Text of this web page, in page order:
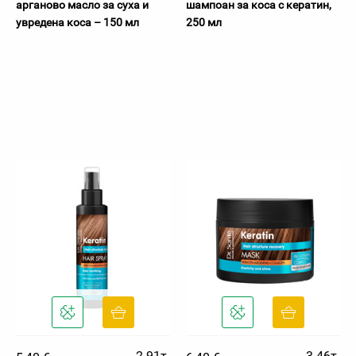
арганово масло за суха и
увредена коса – 150 мл
шампоан за коса с кератин,
250 мл